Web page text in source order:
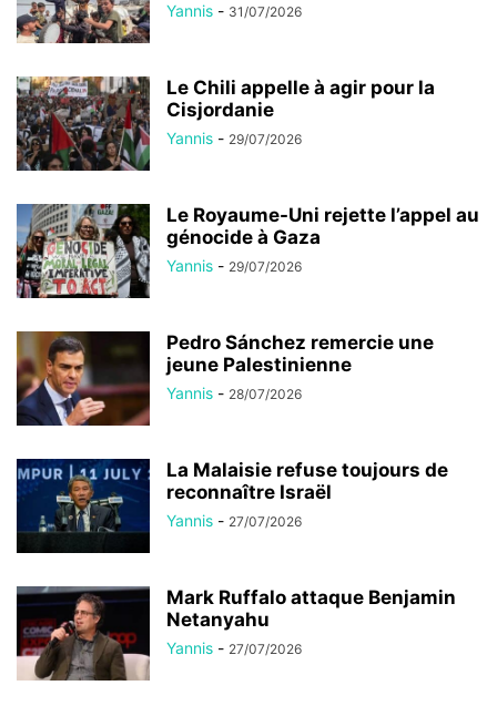
Yannis - 31/07/2026
Le Chili appelle à agir pour la
Cisjordanie
Yannis - 29/07/2026
Le Royaume-Uni rejette l’appel au
génocide à Gaza
Yannis - 29/07/2026
Pedro Sánchez remercie une
jeune Palestinienne
Yannis - 28/07/2026
La Malaisie refuse toujours de
reconnaître Israël
Yannis - 27/07/2026
Mark Ruffalo attaque Benjamin
Netanyahu
Yannis - 27/07/2026